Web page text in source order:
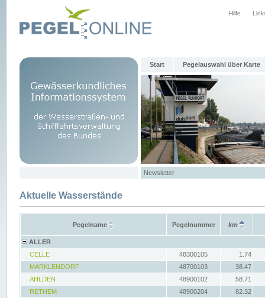
Hilfe
Start Pegelauswahl über Karte
Newsletter
Aktuelle Wasserstände
Pegelname Pegelnummer km
ALLER
CELLE
48300105
1.74
MARKLENDORF
48700103
38.47
AHLDEN
48900102
58.71
RETHEM
48900204
82.32